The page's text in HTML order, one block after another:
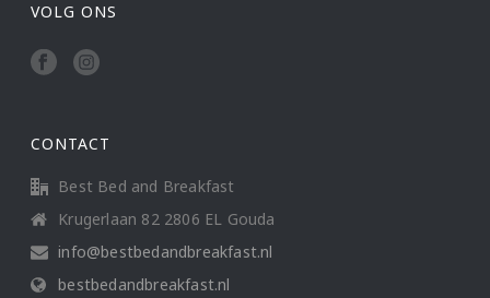
VOLG ONS
CONTACT
Best Bed and Breakfast
Krugerlaan 82 2806 EL Gouda
info@bestbedandbreakfast.nl
bestbedandbreakfast.nl